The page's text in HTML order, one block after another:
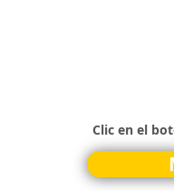
Clic en el